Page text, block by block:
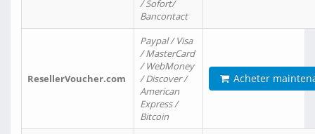
/ Sofort/
Bancontact
ResellerVoucher.com
Paypal / Visa
/ MasterCard
/ WebMoney
/ Discover /
American
Express /
Bitcoin
Acheter